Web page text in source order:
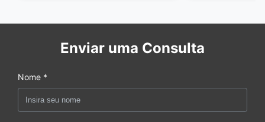
Enviar uma Consulta
Nome *